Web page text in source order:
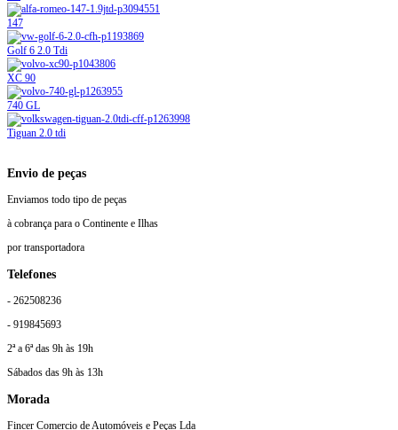
147
Golf 6 2.0 Tdi
XC 90
740 GL
Tiguan 2.0 tdi
Envio de peças
Enviamos todo tipo de peças
à cobrança para o Continente e Ilhas
por transportadora
Telefones
- 262508236
- 919845693
2ª a 6ª das 9h às 19h
Sábados das 9h às 13h
Morada
Fincer Comercio de Automóveis e Peças Lda